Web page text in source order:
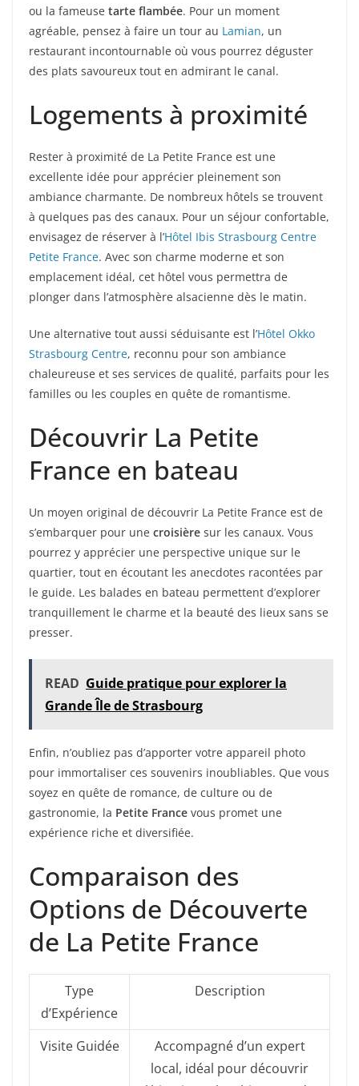
ou la fameuse tarte flambée. Pour un moment
agréable, pensez à faire un tour au Lamian, un
restaurant incontournable où vous pourrez déguster
des plats savoureux tout en admirant le canal.
Logements à proximité
Rester à proximité de La Petite France est une
excellente idée pour apprécier pleinement son
ambiance charmante. De nombreux hôtels se trouvent
à quelques pas des canaux. Pour un séjour confortable,
envisagez de réserver à l’Hôtel Ibis Strasbourg Centre
Petite France. Avec son charme moderne et son
emplacement idéal, cet hôtel vous permettra de
plonger dans l’atmosphère alsacienne dès le matin.
Une alternative tout aussi séduisante est l’Hôtel Okko
Strasbourg Centre, reconnu pour son ambiance
chaleureuse et ses services de qualité, parfaits pour les
familles ou les couples en quête de romantisme.
Découvrir La Petite
France en bateau
Un moyen original de découvrir La Petite France est de
s’embarquer pour une croisière sur les canaux. Vous
pourrez y apprécier une perspective unique sur le
quartier, tout en écoutant les anecdotes racontées par
le guide. Les balades en bateau permettent d’explorer
tranquillement le charme et la beauté des lieux sans se
presser.
READ Guide pratique pour explorer la
Grande Île de Strasbourg
Enfin, n’oubliez pas d’apporter votre appareil photo
pour immortaliser ces souvenirs inoubliables. Que vous
soyez en quête de romance, de culture ou de
gastronomie, la Petite France vous promet une
expérience riche et diversifiée.
Comparaison des
Options de Découverte
de La Petite France
Type
d’Expérience
Description
Visite Guidée
Accompagné d’un expert
local, idéal pour découvrir